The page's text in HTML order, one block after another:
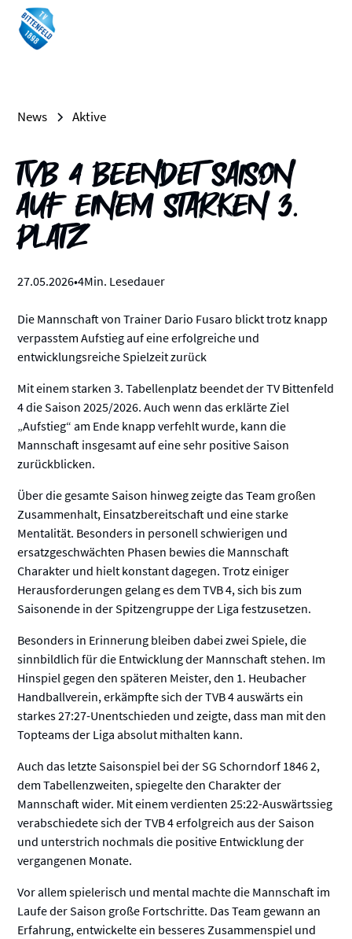
News Aktive
TVB 4 beendet Saison
auf einem starken 3.
Platz
27.05.2026•4Min. Lesedauer
Die Mannschaft von Trainer Dario Fusaro blickt trotz knapp
verpasstem Aufstieg auf eine erfolgreiche und
entwicklungsreiche Spielzeit zurück
Mit einem starken 3. Tabellenplatz beendet der TV Bittenfeld
4 die Saison 2025/2026. Auch wenn das erklärte Ziel
„Aufstieg“ am Ende knapp verfehlt wurde, kann die
Mannschaft insgesamt auf eine sehr positive Saison
zurückblicken.
Über die gesamte Saison hinweg zeigte das Team großen
Zusammenhalt, Einsatzbereitschaft und eine starke
Mentalität. Besonders in personell schwierigen und
ersatzgeschwächten Phasen bewies die Mannschaft
Charakter und hielt konstant dagegen. Trotz einiger
Herausforderungen gelang es dem TVB 4, sich bis zum
Saisonende in der Spitzengruppe der Liga festzusetzen.
Besonders in Erinnerung bleiben dabei zwei Spiele, die
sinnbildlich für die Entwicklung der Mannschaft stehen. Im
Hinspiel gegen den späteren Meister, den 1. Heubacher
Handballverein, erkämpfte sich der TVB 4 auswärts ein
starkes 27:27-Unentschieden und zeigte, dass man mit den
Topteams der Liga absolut mithalten kann.
Auch das letzte Saisonspiel bei der SG Schorndorf 1846 2,
dem Tabellenzweiten, spiegelte den Charakter der
Mannschaft wider. Mit einem verdienten 25:22-Auswärtssieg
verabschiedete sich der TVB 4 erfolgreich aus der Saison
und unterstrich nochmals die positive Entwicklung der
vergangenen Monate.
Vor allem spielerisch und mental machte die Mannschaft im
Laufe der Saison große Fortschritte. Das Team gewann an
Erfahrung, entwickelte ein besseres Zusammenspiel und